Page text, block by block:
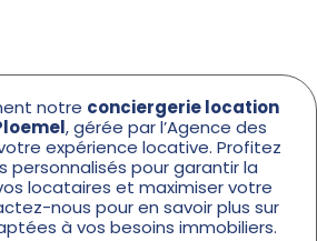
notre conciergerie location
, gérée par l’Agence des
expérience locative. Profitez
personnalisés pour garantir la
locataires et maximiser votre
nous pour en savoir plus sur
à vos besoins immobiliers.